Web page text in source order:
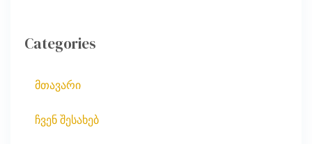
Categories
მთავარი
ჩვენ შესახებ